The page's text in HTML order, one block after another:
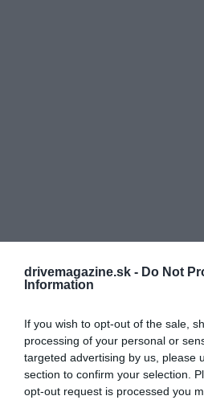
drivemagazine.sk - Do Not
Information
If you wish to opt-out of the sale,
processing of your personal or
targeted advertising by us, please
section to confirm your selection.
opt-out request is processed you